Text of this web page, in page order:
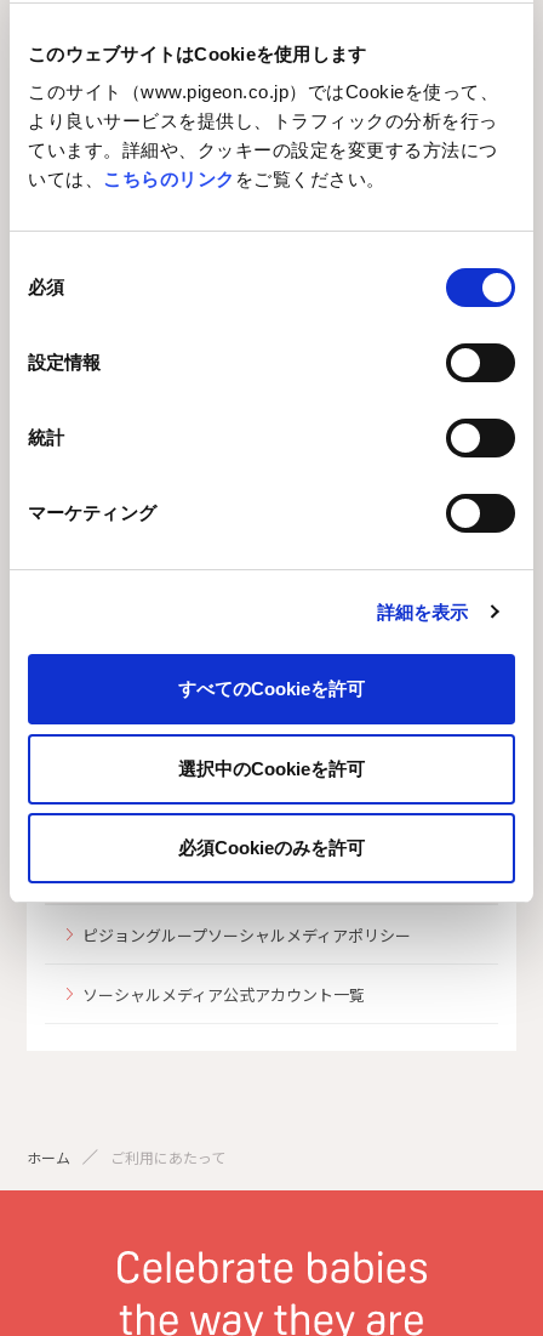
このウェブサイトはCookieを使用します
このサイト（www.pigeon.co.jp）ではCookieを使って、
より良いサービスを提供し、トラフィックの分析を行っ
ています。詳細や、クッキーの設定を変更する方法につ
いては、 こちらのリンク をご覧ください。
必須
設定情報
統計
マーケティング
詳細を表示
すべてのCookieを許可
選択中のCookieを許可
必須Cookieのみを許可
5. コンテンツの保証
本コンテンツについては、将来の予測を含み、その正確性と最
新性の確保に努めておりますが、その完全さに関していかなる
はありません。特に、将来予測情報に関しては、種々の要因で
実績と異なることがあります。
6. 免責
本サイトの使用および閲覧は、お客さまご自身の自己責任にお
当社および関係者は、本サイトまたは本コンテンツへのアクセ
スまたは使用により発生したいかなる損害（コンピュータやネ
ットワークシステムに生じた損害を含み、直接損害・間接損害
ソーシャルメディア
個人情報保護方針および個人情報の取り扱いについて
ご利用にあたって
ピジョングループソーシャルメディアポリシー
ソーシャルメディア公式アカウント一覧
ホーム ご利用にあたって